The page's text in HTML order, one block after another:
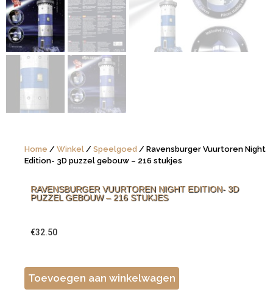
Home / Winkel / Speelgoed / Ravensburger Vuurtoren Night
Edition- 3D puzzel gebouw – 216 stukjes
RAVENSBURGER VUURTOREN NIGHT EDITION- 3D
PUZZEL GEBOUW – 216 STUKJES
€32.50
Toevoegen aan winkelwagen